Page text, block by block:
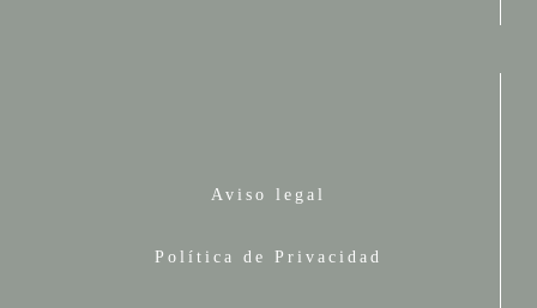
Aviso legal
Política de Privacidad